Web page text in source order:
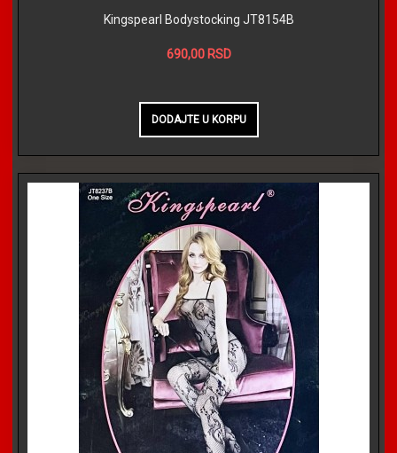
Kingspearl Bodystocking JT8154B
690,00 RSD